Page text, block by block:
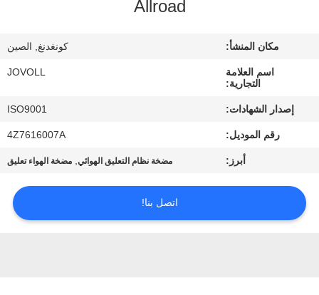
المعمل
مراقبة
الجودة
بنا
Allroad
مكان المنشأ: كونغدنغ, الصين
اسم العلامة
التجارية:
JOVOLL
إصدار الشهادات: ISO9001
رقم الموديل: 4Z7616007A
أبرز: مضخة نظام التعليق الهوائي, مضخة الهواء تعليق
اتصل بنا!